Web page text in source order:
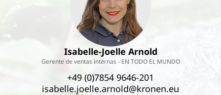
Isabelle-Joelle Arnold
Gerente de ventas internas - EN TODO EL MUNDO
+49 (0)7854 9646-201
isabelle.joelle.arnold@kronen.eu